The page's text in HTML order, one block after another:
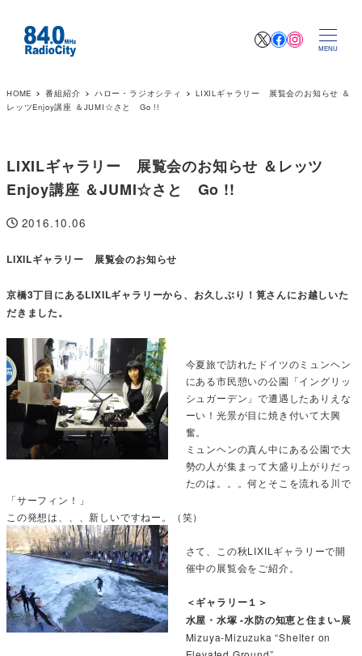
XFacebook
MENU
HOME 番組紹介 ハロー・ラジオシティ
LIXILギャラリー 展覧会のお知らせ ＆
レッツEnjoy講座 ＆JUMI☆さと Go !!
LIXILギャラリー 展覧会のお知らせ ＆レッツ
Enjoy講座 ＆JUMI☆さと Go !!
投稿日
2016.10.06
LIXILギャラリー 展覧会のお知らせ
京橋3丁目にあるLIXILギャラリーから、お久しぶり！筧さんにお越しいた
だきました。
今夏旅で訪れたドイツのミュンヘン
にある市民憩いの公園「イングリッ
シュガーデン」で遭遇したありえな
ーい！光景が目に焼き付いて大興
奮。
ミュンヘンの真ん中にある公園で大
勢の人が集まって大盛り上がりだっ
たのは。。。何とそこを流れる川で
「サーフィン！」
この発想は、、、新しいですねー。（笑）
さて、この秋LIXILギャラリーで開
催中の展覧会をご紹介。
＜ギャラリー１＞
水屋・水塚 -水防の知恵と住まい-展
Mizuya-Mizuzuka “Shelter on